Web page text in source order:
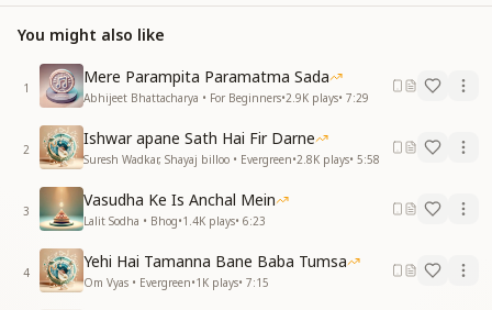
हम दुवाओसे दामन सजाते रहे
आप का प्यार बाबा बरसता रहे
आप का प्यार बाबा बरसता रहे
हम सितारे यूहीं जगमगाते रहे
आप का प्यार बाबा बरसता रहे
ज्ञान की ज्योति जीवन में जागी
खेल लगने लगा जगका प्यारा
रचता प्यारा है रचना भी प्यारी
विश्व लगता है घर अपना सारा
शक्तियों से यू शृंगार करते रहो
शक्तियों से यू शृंगार करते रहो
स्वर्ग धरती के आंगन बसाते रहे
आप का प्यार बाबा बरसता रहे
You might also like
1
Mere Parampita Paramatma Sada
Abhijeet Bhattacharya • For Beginners•2.9K plays• 7:29
2
Ishwar apane Sath Hai Fir Darne
Suresh Wadkar, Shayaj billoo • Evergreen•2.8K plays• 5:58
3
Vasudha Ke Is Anchal Mein
Lalit Sodha • Bhog•1.4K plays• 6:23
4
Yehi Hai Tamanna Bane Baba Tumsa
Om Vyas • Evergreen•1K plays• 7:15